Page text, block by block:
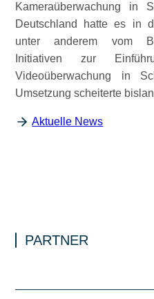
Kameraüberwachung in
Deutschland hatte es in
unter anderem vom
Initiativen zur
Videoüberwachung in
Umsetzung scheiterte
Aktuelle News
PARTNER